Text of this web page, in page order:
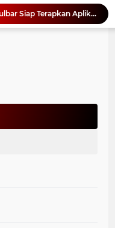
Dukung Digitalisasi Kepegawaian, DPMPTSP Sulbar Siap Terapkan Aplikasi FLEKSI ASN
Saat Asmara Jadi Senjata: Sulbar Perkuat Literasi Digital Cegah Kejahatan Love Scamming
Dinas ESDM Sulbar Terima Koordinasi PT. Kulaka Jaya Perkasa, Bahas Kelanjutan Pengelolaan IUP